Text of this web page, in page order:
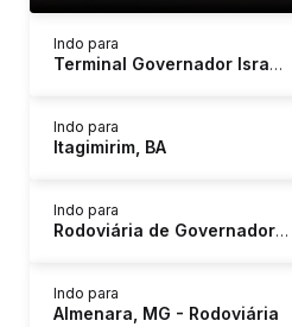
Indo para
Terminal Governador Israel Pinheiro - Tergip
Indo para
Itagimirim, BA
Indo para
Rodoviária de Governador Valadares
Indo para
Almenara, MG - Rodoviária